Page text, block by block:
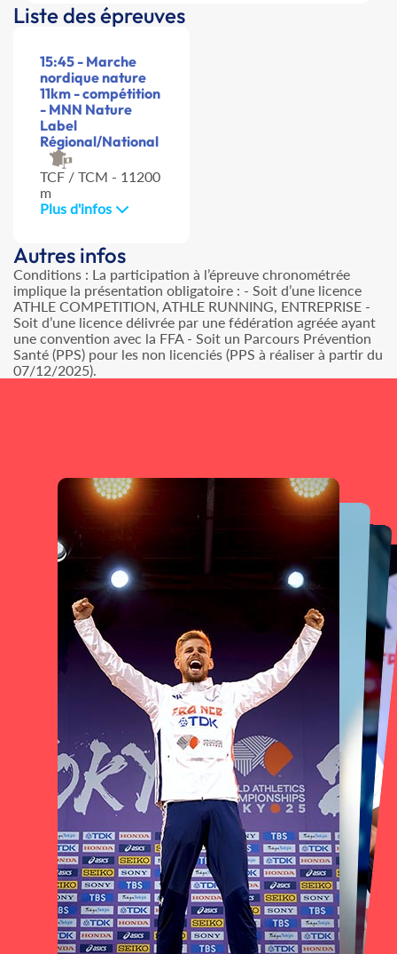
Liste des épreuves
15:45 - Marche
nordique nature
11km - compétition
- MNN Nature
Label
Régional/National
TCF / TCM - 11200
m
Plus d'infos
Autres infos
Conditions : La participation à l’épreuve chronométrée
implique la présentation obligatoire : - Soit d’une licence
ATHLE COMPETITION, ATHLE RUNNING, ENTREPRISE -
Soit d’une licence délivrée par une fédération agréée ayant
une convention avec la FFA - Soit un Parcours Prévention
Santé (PPS) pour les non licenciés (PPS à réaliser à partir du
07/12/2025).